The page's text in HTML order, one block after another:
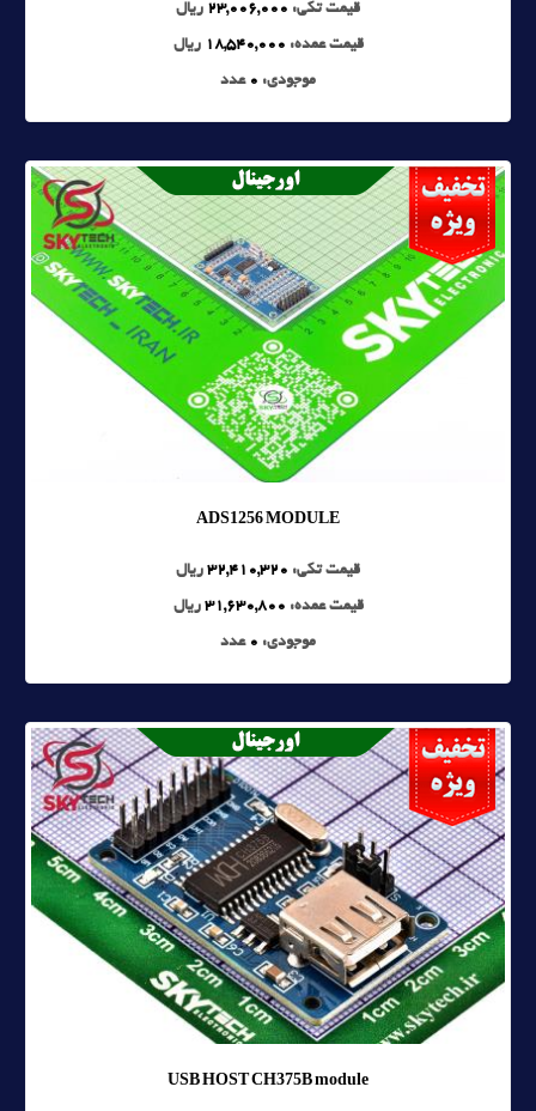
قیمت تکی: 23,006,000 ریال
قیمت عمده: 18,540,000 ریال
موجودی: 0 عدد
ADS1256 MODULE
قیمت تکی: 32,410,320 ریال
قیمت عمده: 31,630,800 ریال
موجودی: 0 عدد
USB HOST CH375B module